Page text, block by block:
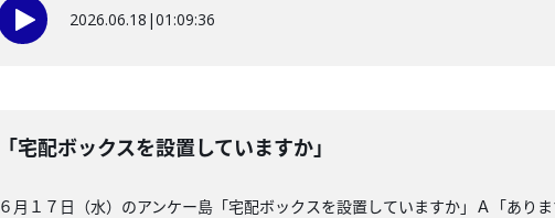
2026.06.18 |01:09:36
「宅配ボックスを設置していますか」
６月１７日（水）のアンケー島「宅配ボックスを設置していますか」Ａ「あり